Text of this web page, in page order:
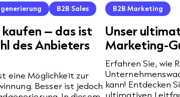
B2B Sales
kaufen – das ist
des Anbieters
eine Möglichkeit zur
Besser ist jedoch
B2B Marketing
Unser
Marketing-
Erfahren Sie, wie
kann! Entdecken